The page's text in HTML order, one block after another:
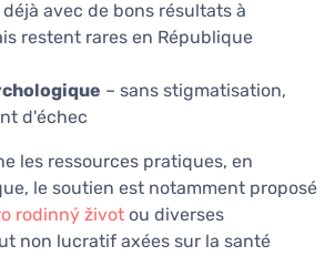
avec de bons résultats à
restent rares en République
– sans stigmatisation,
d'échec
les ressources pratiques, en
le soutien est notamment proposé
rodinný život ou diverses
non lucratif axées sur la santé